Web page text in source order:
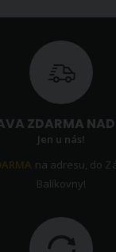
ZDARMA
Jen u nás!
na adresu, do
Balíkovny!